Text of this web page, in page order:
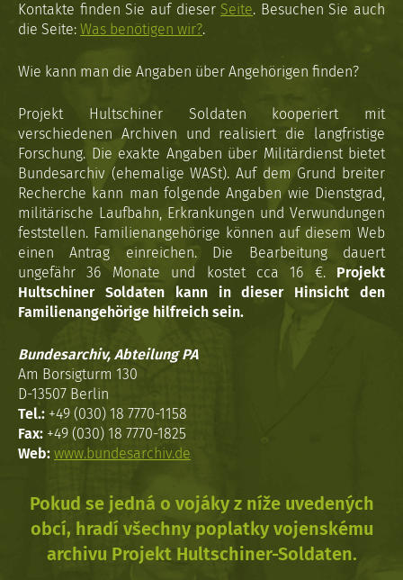
Kontakte finden Sie auf dieser Seite. Besuchen Sie auch
die Seite: Was benötigen wir?.
Wie kann man die Angaben über Angehörigen finden?
Projekt Hultschiner Soldaten kooperiert mit
verschiedenen Archiven und realisiert die langfristige
Forschung. Die exakte Angaben über Militärdienst bietet
Bundesarchiv (ehemalige WASt). Auf dem Grund breiter
Recherche kann man folgende Angaben wie Dienstgrad,
militärische Laufbahn, Erkrankungen und Verwundungen
feststellen. Familienangehörige können auf diesem Web
einen Antrag einreichen. Die Bearbeitung dauert
ungefähr 36 Monate und kostet cca 16 €. Projekt
Hultschiner Soldaten kann in dieser Hinsicht den
Familienangehörige hilfreich sein.
Bundesarchiv, Abteilung PA
Am Borsigturm 130
D-13507 Berlin
Tel.: +49 (030) 18 7770-1158
Fax: +49 (030) 18 7770-1825
Web: www.bundesarchiv.de
Pokud se jedná o vojáky z níže uvedených
obcí, hradí všechny poplatky vojenskému
archivu Projekt Hultschiner-Soldaten.